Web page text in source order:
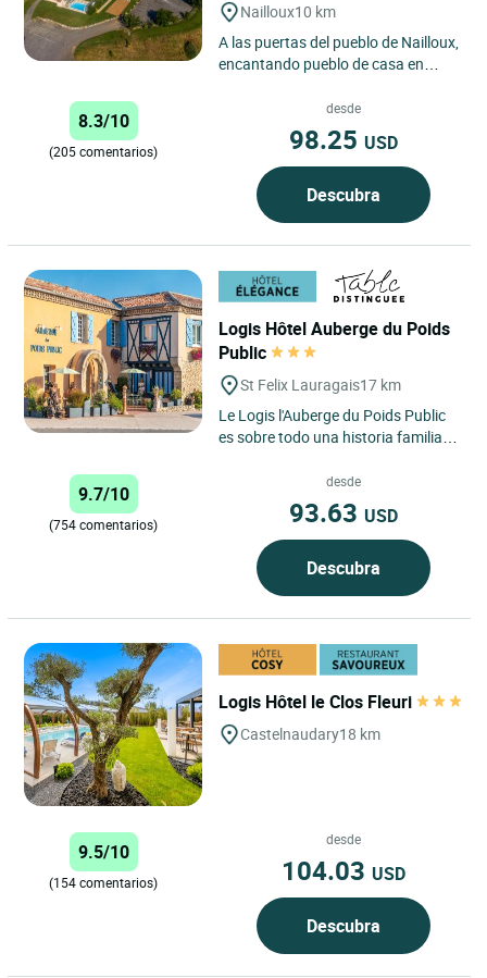
Nailloux10 km
A las puertas del pueblo de Nailloux,
encantando pueblo de casa en
du pastel *** le...
8.3/10
(205 comentarios)
desde
98.25 USD
Descubra
Logis Hôtel Auberge du Poids
Public
St Felix Lauragais17 km
Le Logis l'Auberge du Poids Public
es sobre todo una historia familiar.
9.7/10
(754 comentarios)
desde
93.63 USD
Descubra
Logis Hôtel le Clos Fleuri
Castelnaudary18 km
9.5/10
(154 comentarios)
desde
104.03 USD
Descubra